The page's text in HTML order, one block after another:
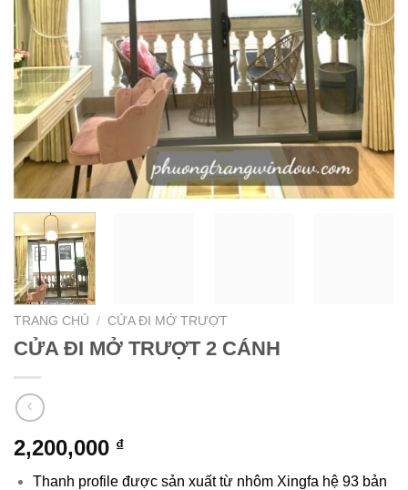
TRANG CHỦ / CỬA ĐI MỞ TRƯỢT
CỬA ĐI MỞ TRƯỢT 2 CÁNH
2,200,000 ₫
Thanh profile được sản xuất từ nhôm Xingfa hệ 93 bản